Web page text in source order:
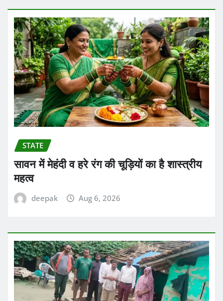
STATE
सावन में मेहंदी व हरे रंग की चूड़ियों का है शास्त्रीय
महत्व
deepak Aug 6, 2026